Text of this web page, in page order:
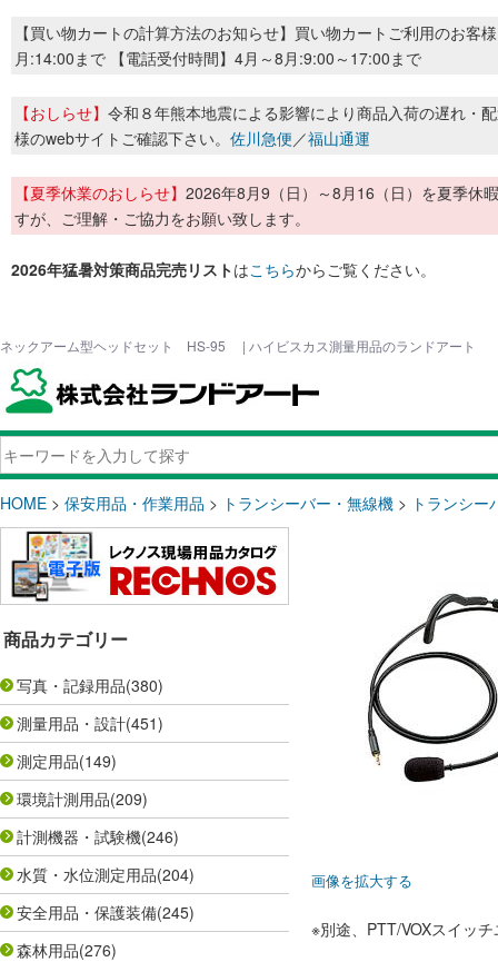
【買い物カートの計算方法のお知らせ】買い物カートご利用のお客
月:14:00まで 【電話受付時間】4月～8月:9:00～17:00まで
【おしらせ】 令和８年熊本地震による影響により商品入荷の遅れ・
様のwebサイトご確認下さい。 佐川急便／福山通運
【夏季休業のおしらせ】 2026年8月9（日）～8月16（日）を夏季休
すが、ご理解・ご協力をお願い致します。
2026年猛暑対策商品完売リストはこちらからご覧ください。
ネックアーム型ヘッドセット HS-95 | ハイビスカス測量用品のランドアート
HOME > 保安用品・作業用品 > トランシーバー・無線機 > トランシー
商品カテゴリー
写真・記録用品(380)
測量用品・設計(451)
測定用品(149)
環境計測用品(209)
計測機器・試験機(246)
水質・水位測定用品(204)
安全用品・保護装備(245)
森林用品(276)
画像を拡大する
※別途、PTT/VOXスイッ